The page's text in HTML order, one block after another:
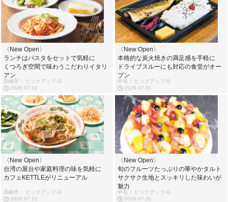
〈New Open〉
ランチはパスタをセットで気軽に
くつろぎ空間で味わうこだわりイタリ
アン
高崎市 〉ピックアップ-G
2026.07.31
〈New Open〉
本格的な炭火焼きの満足感を手軽に
ドライブスルーにも対応の食堂がオー
プン
中毛 〉ピックアップ-G
2026.07.31
〈New Open〉
台湾の屋台や家庭料理の味を気軽に
カフェKETTLEがリニューアル
高崎市 〉ピックアップ-G
2026.07.31
〈New Open〉
旬のフルーツたっぷりの華やかタルト
サクサク生地とスッキリした味わいが
魅力
中毛 〉ピックアップ-G
2026.07.31